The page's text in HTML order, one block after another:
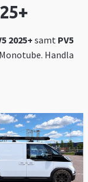
2025+ samt PV5
Handla